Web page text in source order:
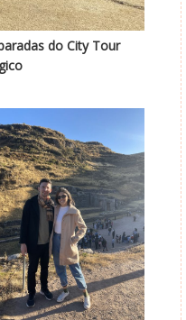
do City Tour